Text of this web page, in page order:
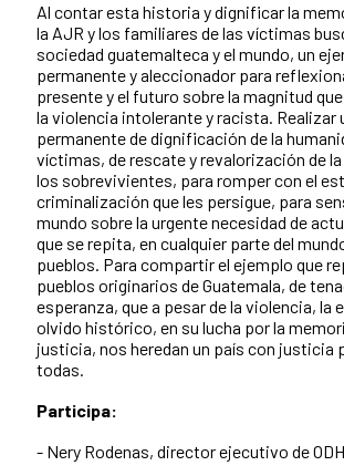
Al contar esta historia y dignificar la
la AJR y los familiares de las víctimas
sociedad guatemalteca y el mundo, un
permanente y aleccionador para
presente y el futuro sobre la magnitud
la violencia intolerante y racista. Realizar
permanente de dignificación de la
víctimas, de rescate y revalorización de la
los sobrevivientes, para romper con el
criminalización que les persigue, para
mundo sobre la urgente necesidad de
que se repita, en cualquier parte del
pueblos. Para compartir el ejemplo que
pueblos originarios de Guatemala, de
esperanza, que a pesar de la violencia, la
olvido histórico, en su lucha por la
justicia, nos heredan un país con justicia
todas.
Participa:
- Nery Rodenas, director ejecutivo de